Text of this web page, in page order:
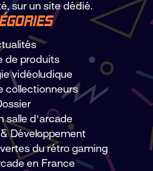
sur un site dédié.
de produits
vidéoludique
collectionneurs
salle d'arcade
Développement
du rétro gaming
en France